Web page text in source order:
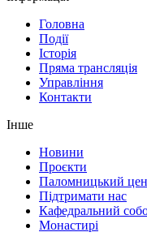
Головна
Події
Історія
Пряма трансляція
Управління
Контакти
Інше
Новини
Проєкти
Паломницький
Підтримати нас
Кафедральний
Монастирі